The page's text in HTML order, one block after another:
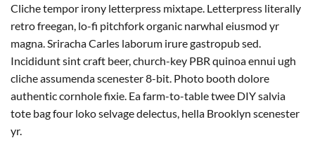
Cliche tempor irony letterpress mixtape. Letterpress literally
retro freegan, lo-fi pitchfork organic narwhal eiusmod yr
magna. Sriracha Carles laborum irure gastropub sed.
Incididunt sint craft beer, church-key PBR quinoa ennui ugh
cliche assumenda scenester 8-bit. Photo booth dolore
authentic cornhole fixie. Ea farm-to-table twee DIY salvia
tote bag four loko selvage delectus, hella Brooklyn scenester
yr.